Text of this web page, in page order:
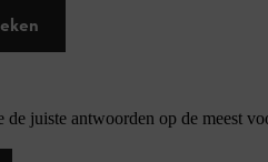
juiste antwoorden op de meest